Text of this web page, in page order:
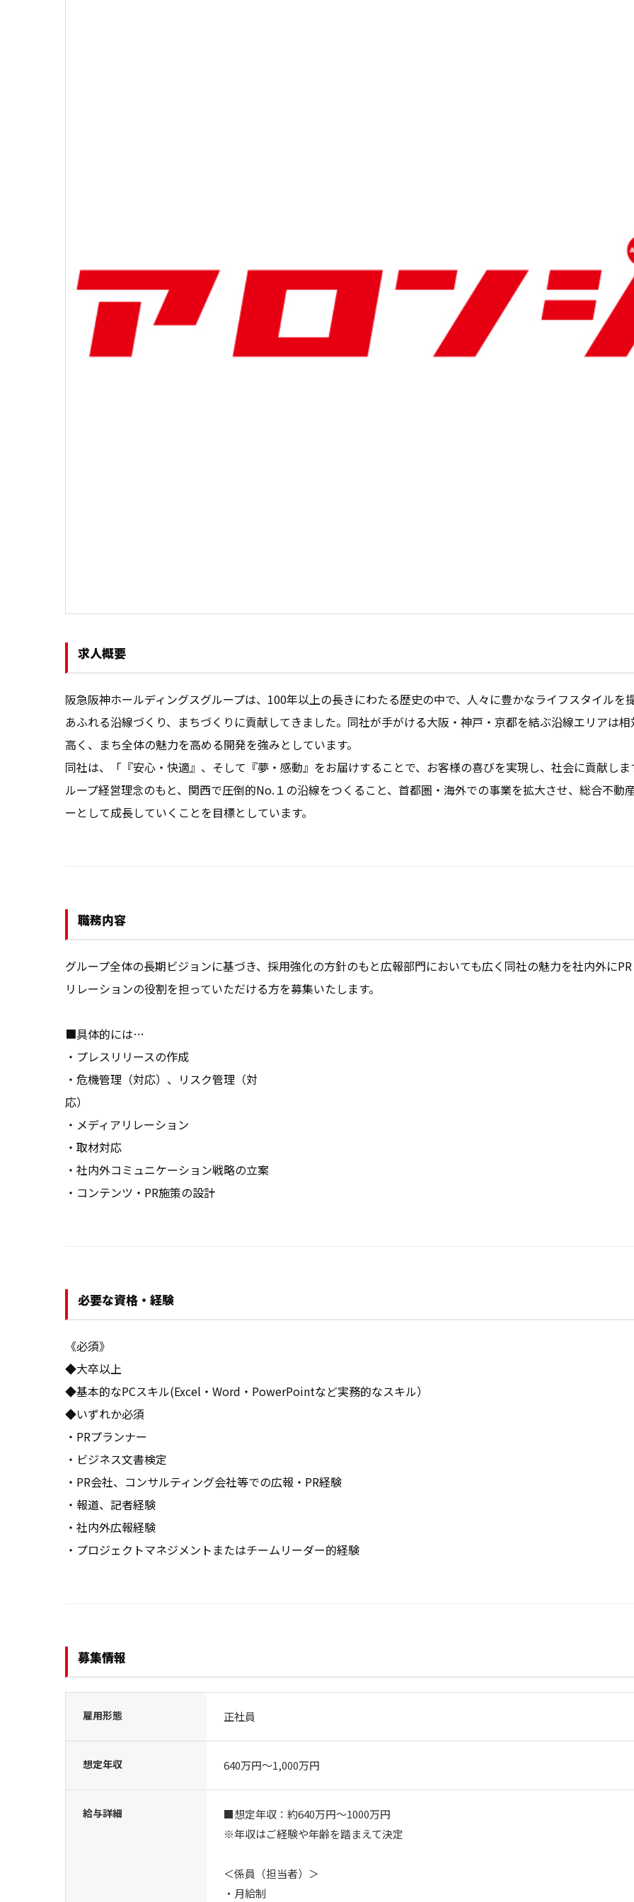
求人概要
阪急阪神ホールディングスグループは、100年以上の長きにわたる歴史の中で、人々に豊かなライフスタイルを
あふれる沿線づくり、まちづくりに貢献してきました。同社が手がける大阪・神戸・京都を結ぶ沿線エリアは
高く、まち全体の魅力を高める開発を強みとしています。
同社は、「『安心・快適』、そして『夢・感動』をお届けすることで、お客様の喜びを実現し、社会に貢献し
ループ経営理念のもと、関西で圧倒的No.１の沿線をつくること、首都圏・海外での事業を拡大させ、総合不動
職務内容
グループ全体の長期ビジョンに基づき、採用強化の方針のもと広報部門においても広く同社の魅力を社内外に
リレーションの役割を担っていただける方を募集いたします。
■具体的には…
・プレスリリースの作成
・危機管理（対応）、リスク管理（対
応）
・メディアリレーション
・取材対応
・社内外コミュニケーション戦略の立案
・コンテンツ・PR施策の設計
必要な資格・経験
《必須》
◆大卒以上
◆基本的なPCスキル(Excel・Word・PowerPointなど実務的なスキル）
◆いずれか必須
・PRプランナー
・ビジネス文書検定
・PR会社、コンサルティング会社等での広報・PR経験
・報道、記者経験
・社内外広報経験
・プロジェクトマネジメントまたはチームリーダー的経験
募集情報
雇用形態 正社員
想定年収 640万円〜1,000万円
給与詳細
■想定年収：約640万円～1000万円
※年収はご経験や年齢を踏まえて決定
＜係員（担当者）＞
・月給制